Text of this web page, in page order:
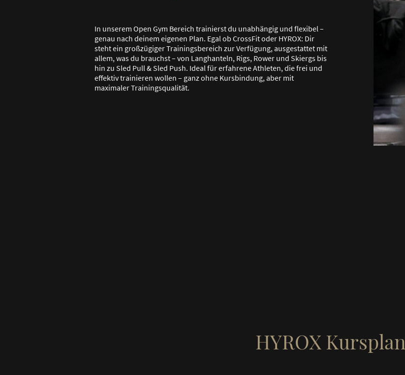
In unserem Open Gym Bereich trainierst du unabhängig und flexibel –
genau nach deinem eigenen Plan. Egal ob CrossFit oder HYROX: Dir
steht ein großzügiger Trainingsbereich zur Verfügung, ausgestattet mit
allem, was du brauchst – von Langhanteln, Rigs, Rower und Skiergs bis
hin zu Sled Pull & Sled Push. Ideal für erfahrene Athleten, die frei und
effektiv trainieren wollen – ganz ohne Kursbindung, aber mit
maximaler Trainingsqualität.
HYROX Kursplan